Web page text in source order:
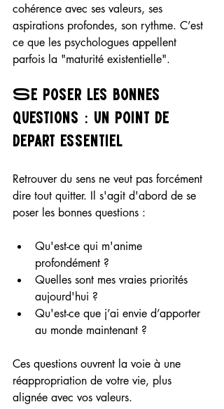
cohérence avec ses valeurs, ses
aspirations profondes, son rythme. C’est
ce que les psychologues appellent
parfois la "maturité existentielle".
Se poser les bonnes
questions : un point de
départ essentiel
Retrouver du sens ne veut pas forcément
dire tout quitter. Il s'agit d'abord de se
poser les bonnes questions :
Qu'est-ce qui m'anime
profondément ?
Quelles sont mes vraies priorités
aujourd'hui ?
Qu'est-ce que j’ai envie d’apporter
au monde maintenant ?
Ces questions ouvrent la voie à une
réappropriation de votre vie, plus
alignée avec vos valeurs.